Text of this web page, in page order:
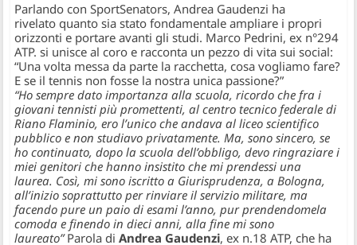
Parlando con SportSenators, Andrea Gaudenzi ha
rivelato quanto sia stato fondamentale ampliare i propri
orizzonti e portare avanti gli studi. Marco Pedrini, ex n°294
ATP. si unisce al coro e racconta un pezzo di vita sui social:
“Una volta messa da parte la racchetta, cosa vogliamo fare?
E se il tennis non fosse la nostra unica passione?”
“Ho sempre dato importanza alla scuola, ricordo che fra i
giovani tennisti più promettenti, al centro tecnico federale di
Riano Flaminio, ero l’unico che andava al liceo scientifico
pubblico e non studiavo privatamente. Ma, sono sincero, se
ho continuato, dopo la scuola dell’obbligo, devo ringraziare i
miei genitori che hanno insistito che mi prendessi una
laurea. Così, mi sono iscritto a Giurisprudenza, a Bologna,
all’inizio soprattutto per rinviare il servizio militare, ma
facendo pure un paio di esami l’anno, pur prendendomela
comoda e finendo in dieci anni, alla fine mi sono
laureato”Parola diAndrea Gaudenzi, ex n.18 ATP, che ha